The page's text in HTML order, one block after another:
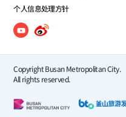
个人信息处理方针
Copyright Busan Metropolitan City.
All rights reserved.